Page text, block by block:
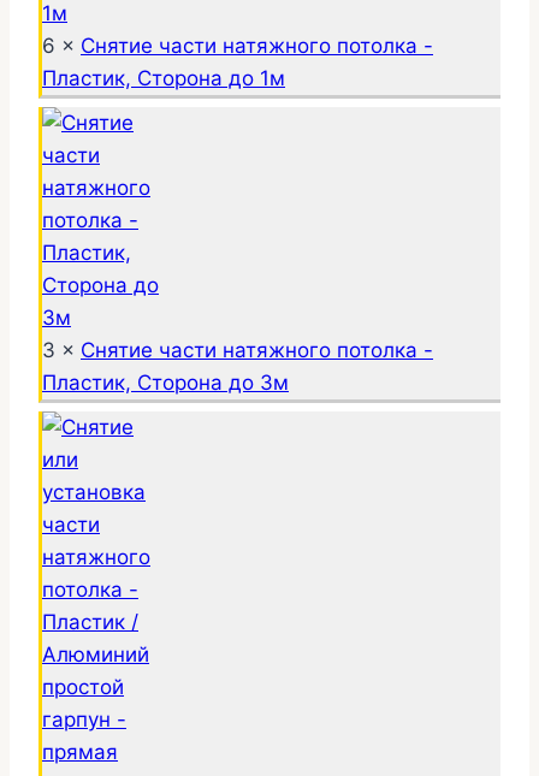
6 × Снятие части натяжного потолка -
Пластик, Сторона до 1м
3 × Снятие части натяжного потолка -
Пластик, Сторона до 3м